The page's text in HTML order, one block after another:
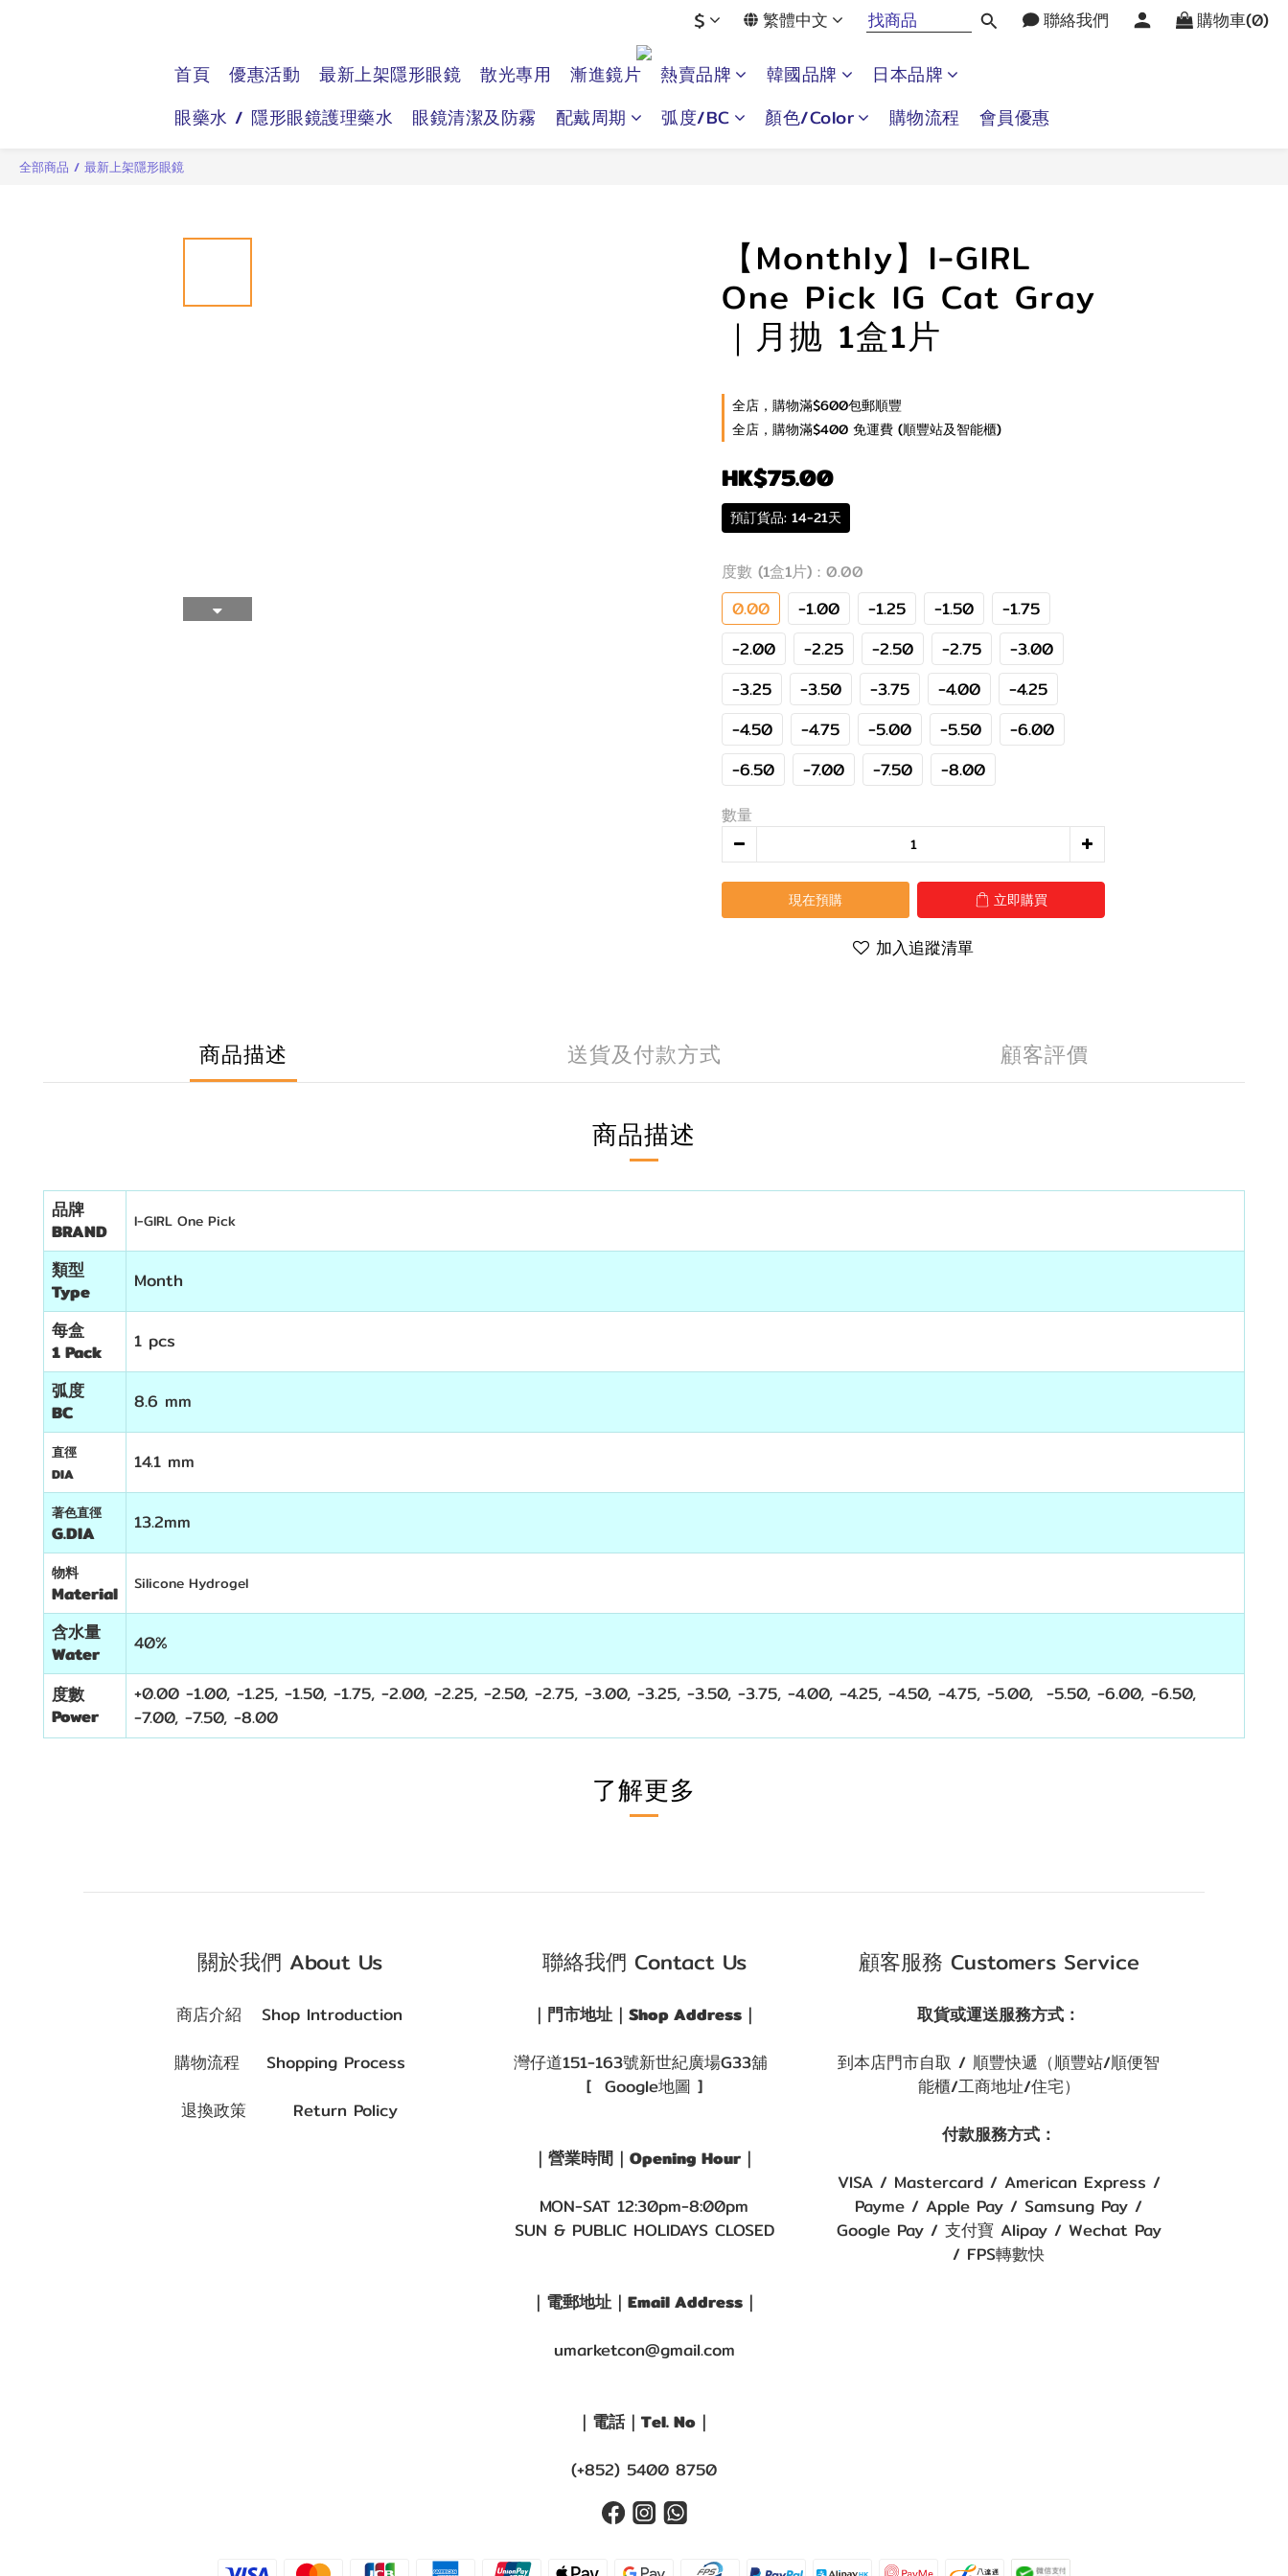
$ 繁體中文 聯絡我們 購物車(0)
首頁 優惠活動 最新上架隱形眼鏡 散光專用 漸進鏡片 熱賣品牌 韓國品牌
日本品牌
眼藥水 / 隱形眼鏡護理藥水
眼鏡清潔及防霧 配戴周期 弧度/BC 顏色/Color 購物流程 會員優惠
全部商品 / 最新上架隱形眼鏡
【Monthly】I-GIRL
One Pick IG Cat Gray
｜月抛 1盒1片
全店，購物滿$600包郵順豐
全店，購物滿$400 免運費 (順豐站及智能櫃)
HK$75.00
預訂貨品: 14-21天
度數 (1盒1片) : 0.00
0.00 -1.00 -1.25 -1.50
-1.75
-2.00
-2.25 -2.50 -2.75
-3.00
-3.25
-3.50 -3.75 -4.00
-4.25
-4.50
-4.75 -5.00 -5.50
-6.00
-6.50
-7.00 -7.50 -8.00
數量
現在預購 立即購買
加入追蹤清單
商品描述 送貨及付款方式 顧客評價
商品描述
品牌
BRAND
I-GIRL One Pick
類型
Type
Month
每盒
1 Pack
1 pcs
弧度
BC
8.6 mm
直徑
DIA
14.1 mm
著色直徑
G.DIA 13.2mm
物料
Material Silicone Hydrogel
含水量
Water
40%
度數
Power
+0.00 -1.00, -1.25, -1.50, -1.75, -2.00, -2.25, -2.50, -2.75, -3.00, -3.25, -3.50, -3.75, -4.00, -4.25, -4.50, -4.75, -5.00, -5.50, -6.00, -6.50,
-7.00, -7.50, -8.00
了解更多
關於我們 About Us
商店介紹 Shop Introduction
購物流程 Shopping Process
退換政策 Return Policy
聯絡我們 Contact Us
｜門市地址｜Shop Address｜
灣仔道151-163號新世紀廣場G33舖
[ Google地圖 ]
｜營業時間｜Opening Hour｜
MON-SAT 12:30pm-8:00pm
SUN & PUBLIC HOLIDAYS CLOSED
｜電郵地址｜Email Address｜
umarketcon@gmail.com
｜電話｜Tel. No｜
(+852) 5400 8750
顧客服務 Customers Service
取貨或運送服務方式：
到本店門市自取 / 順豐快遞（順豐站/順便智
能櫃/工商地址/住宅）
付款服務方式：
VISA / Mastercard / American Express /
Payme / Apple Pay / Samsung Pay /
Google Pay / 支付寶 Alipay / Wechat Pay
/ FPS轉數快